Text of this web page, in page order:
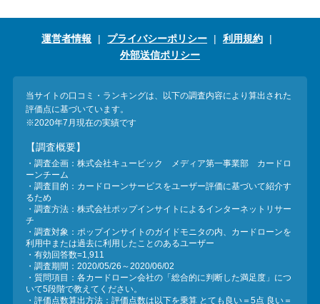
年収が低い＆他社借入があると
落ちる？バンクイックの口コミ
を分析
みずほ銀行カードローンの問い
せ方法
運営者情報 プライバシーポリシー
利用規約
外部送信ポリシー
当サイトの口コミ・ランキングは、以下の調査内容により算出された
評価点に基づいています。
※2020年7月現在の実績です
【調査概要】
・調査企画：株式会社キュービック メディア第一事業部 カードロ
ーンチーム
・調査目的：カードローンサービスをユーザー評価に基づいて紹介す
るため
・調査方法：株式会社ポップインサイトによるインターネットリサー
チ
・調査対象：ポップインサイトのガイドモニタの内、カードローンを
利用中または過去に利用したことのあるユーザー
・有効回答数=1,911
・調査期間：2020/05/26～2020/06/02
・質問項目：各カードローン会社の「総合的に判断した満足度」につ
いて5段階で教えてください。
・評価点数算出方法：評価点数は以下を乗算 とても良い＝5点 良い＝